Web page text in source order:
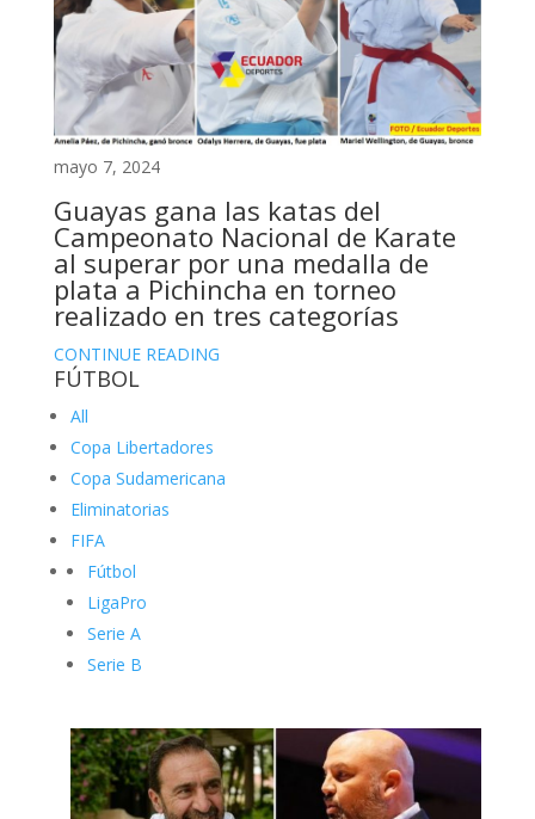
mayo 7, 2024
Guayas gana las katas del
Campeonato Nacional de Karate
al superar por una medalla de
plata a Pichincha en torneo
realizado en tres categorías
CONTINUE READING
FÚTBOL
All
Copa Libertadores
Copa Sudamericana
Eliminatorias
FIFA
Fútbol
LigaPro
Serie A
Serie B